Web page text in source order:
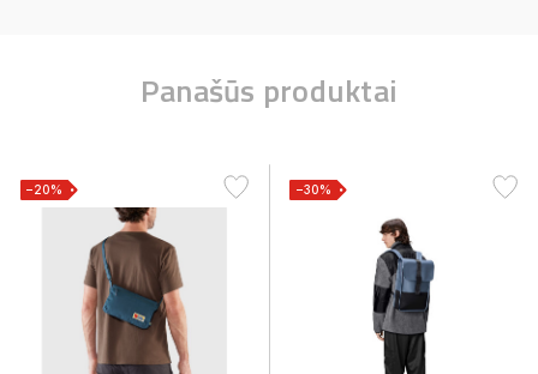
Panašūs produktai
−20% −30%